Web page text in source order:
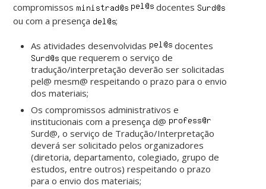
compromissos
docentes
ou com a presença
;
As atividades desenvolvidas
docentes
que requerem o serviço de
tradução/interpretação deverão ser solicitadas
pel@ mesm@ respeitando o prazo para o envio
dos materiais;
Os compromissos administrativos e
institucionais com a presença d@
Surd@, o serviço de Tradução/Interpretação
deverá ser solicitado pelos organizadores
(diretoria, departamento, colegiado, grupo de
estudos, entre outros) respeitando o prazo
para o envio dos materiais;